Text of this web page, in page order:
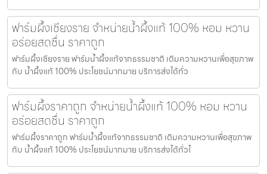
ฟาร์มผึ้งเชียงราย จำหน่ายน้ำผึ้งแท้ 100% หอม หวาน
อร่อยสดชื่น ราคาถูก
ฟาร์มผึ้งเชียงราย ฟาร์มน้ำผึ้งแท้จากธรรมชาติ เติมความหวานเพื่อสุขภาพ
กับ น้ำผึ้งแท้ 100% ประโยชน์มากมาย บริการส่งได้ทั่ว
ฟาร์มผึ้งราคาถูก จำหน่ายน้ำผึ้งแท้ 100% หอม หวาน
อร่อยสดชื่น ราคาถูก
ฟาร์มผึ้งราคาถูก ฟาร์มน้ำผึ้งแท้จากธรรมชาติ เติมความหวานเพื่อสุขภาพ
กับ น้ำผึ้งแท้ 100% ประโยชน์มากมาย บริการส่งได้ทั่วไ